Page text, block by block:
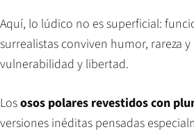
Aquí, lo lúdico no es superficial:
surrealistas conviven humor, rareza
vulnerabilidad y libertad.
Lososos polares revestidos con
versiones inéditas pensadas